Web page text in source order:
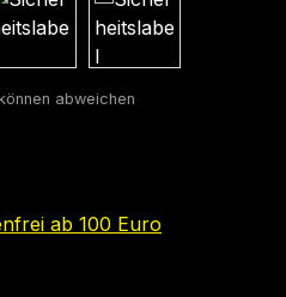
ab 100 Euro